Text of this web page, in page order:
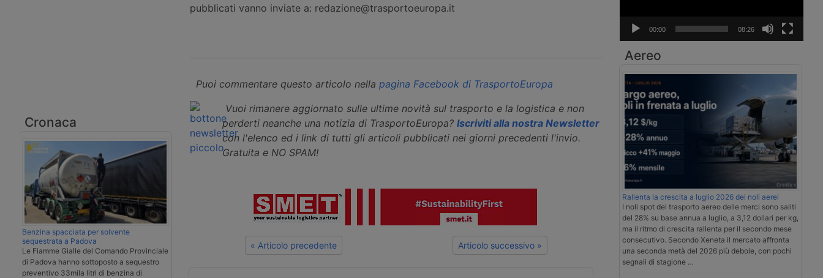
Cronaca
Benzina spacciata per solvente
sequestrata a Padova
Le Fiamme Gialle del Comando Provinciale
di Padova hanno sottoposto a sequestro
preventivo 33mila litri di benzina di
pubblicati vanno inviate a: redazione@trasportoeuropa.it
Puoi commentare questo articolo nella pagina Facebook di TrasportoEuropa
Vuoi rimanere aggiornato sulle ultime novità sul trasporto e la logistica e non
perderti neanche una notizia di TrasportoEuropa? Iscriviti alla nostra Newsletter
con l'elenco ed i link di tutti gli articoli pubblicati nei giorni precedenti l'invio.
Gratuita e NO SPAM!
« Articolo precedente Articolo successivo »
00:00 08:26
Aereo
Rallenta la crescita a luglio 2026 dei noli aerei
I noli spot del trasporto aereo delle merci sono saliti
del 28% su base annua a luglio, a 3,12 dollari per kg,
ma il ritmo di crescita rallenta per il secondo mese
consecutivo. Secondo Xeneta il mercato affronta
una seconda metà del 2026 più debole, con pochi
segnali di stagione …